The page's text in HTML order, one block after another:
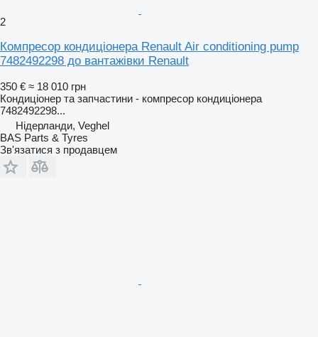
2
Компресор кондиціонера Renault Air conditioning pump
7482492298 до вантажівки Renault
350 € ≈ 18 010 грн
Кондиціонер та запчастини - компресор кондиціонера
7482492298...
Нідерланди, Veghel
BAS Parts & Tyres
Зв'язатися з продавцем